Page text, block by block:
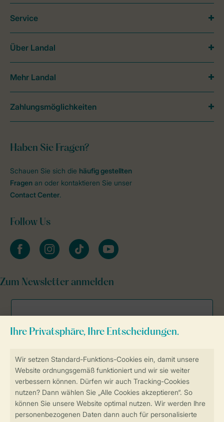
Sicher und schnell zur Online-Buchung
Sichere Datenübertragung
Sicheres Bezahlen
Haben Sie Fragen?
Schauen Sie sich die häufig gestellten
Fragen an oder kontaktieren Sie unser
Contact Center.
Follow Us
facebookinstagramtiktok youtube
Zum Newsletter anmelden
Service
Über Landal
Mehr Landal
Zahlungsmöglichkeiten